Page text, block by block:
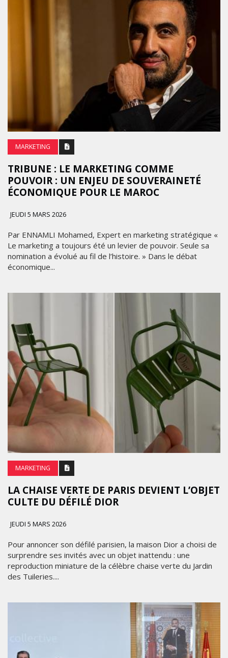
MARKETING
TRIBUNE : LE MARKETING COMME
POUVOIR : UN ENJEU DE SOUVERAINETÉ
ÉCONOMIQUE POUR LE MAROC
JEUDI 5 MARS 2026
Par ENNAMLI Mohamed, Expert en marketing stratégique «
Le marketing a toujours été un levier de pouvoir. Seule sa
nomination a évolué au fil de l’histoire. » Dans le débat
économique...
MARKETING
LA CHAISE VERTE DE PARIS DEVIENT L’OBJET
CULTE DU DÉFILÉ DIOR
JEUDI 5 MARS 2026
Pour annoncer son défilé parisien, la maison Dior a choisi de
surprendre ses invités avec un objet inattendu : une
reproduction miniature de la célèbre chaise verte du Jardin
des Tuileries....